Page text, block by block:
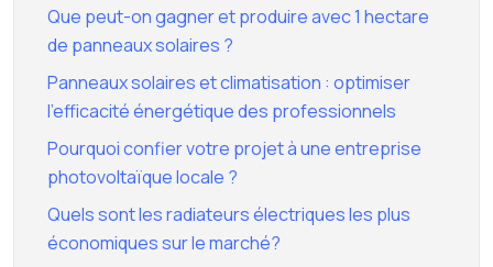
Que peut-on gagner et produire avec 1 hectare
de panneaux solaires ?
Panneaux solaires et climatisation : optimiser
l’efficacité énergétique des professionnels
Pourquoi confier votre projet à une entreprise
photovoltaïque locale ?
Quels sont les radiateurs électriques les plus
économiques sur le marché?